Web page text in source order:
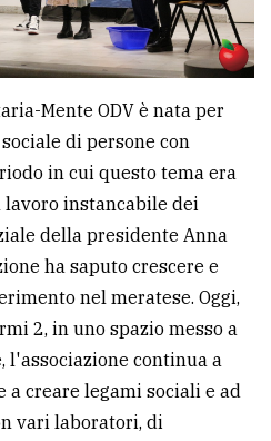
Mente ODV è nata per
di persone con
in cui questo tema era
lavoro instancabile dei
della presidente Anna
ha saputo crescere e
nel meratese. Oggi,
2, in uno spazio messo a
l'associazione continua a
creare legami sociali e ad
vari laboratori, di